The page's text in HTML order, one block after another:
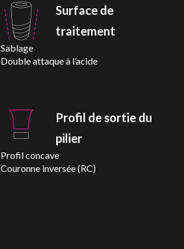
Surface de
traitement
Sablage
Double attaque à l’acide
Profil de sortie du
pilier
Profil concave
Couronne inversée (RC)